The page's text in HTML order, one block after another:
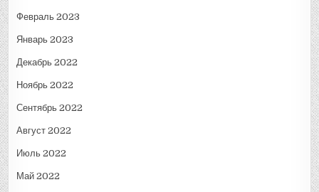
Февраль 2023
Январь 2023
Декабрь 2022
Ноябрь 2022
Сентябрь 2022
Август 2022
Июль 2022
Май 2022